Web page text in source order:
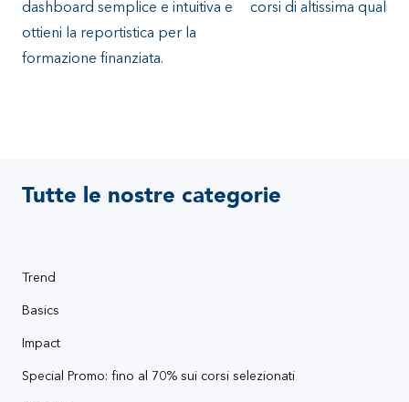
dashboard semplice e intuitiva e
ottieni la reportistica per la
formazione finanziata.
corsi di altissima qualità.
Tutte le nostre categorie
Trend
Basics
Impact
Special Promo: fino al 70% sui corsi selezionati